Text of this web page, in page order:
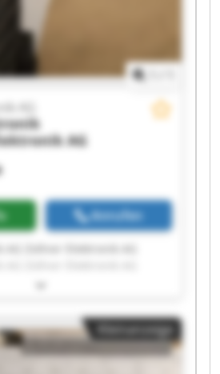
AG
AG
Anrufen
AG Zollner Elektronik AG
AG Zollner Elektronik AG
AG Zollner Elektronik AG
Zollner Elektronik AG
AG Zollner Elektronik AG
Kleinanzeige